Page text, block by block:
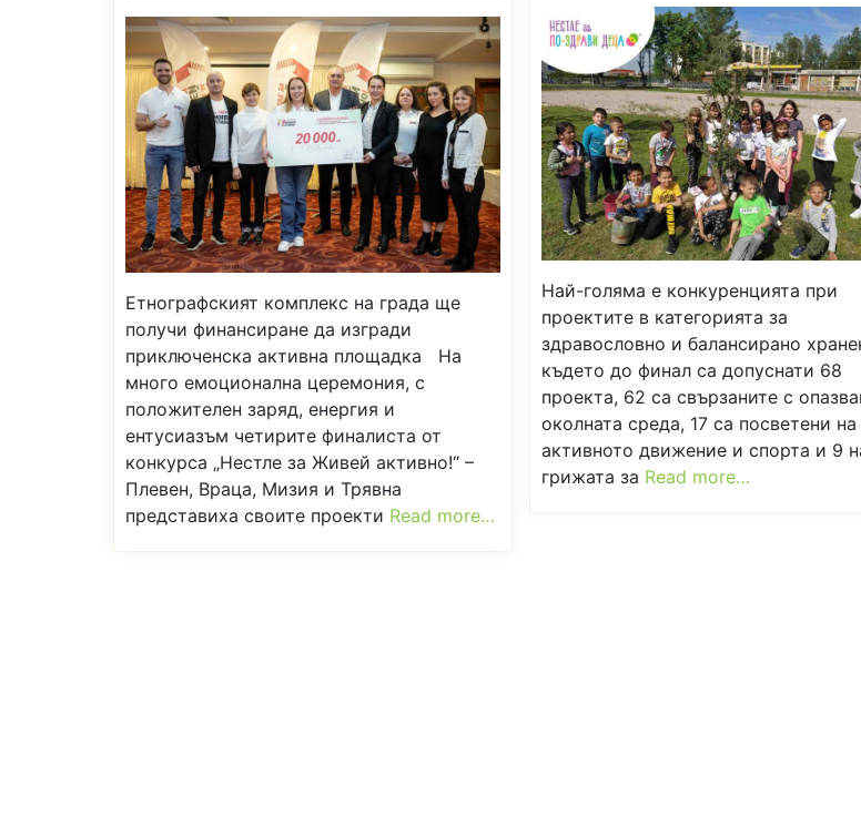
Етнографският комплекс на града ще
получи финансиране да изгради
приключенска активна площадка На
много емоционална церемония, с
положителен заряд, енергия и
ентусиазъм четирите финалиста от
конкурса „Нестле за Живей активно!“ –
Плевен, Враца, Мизия и Трявна
представиха своите проекти Read more…
Най-голяма е конкуренцията при
проектите в категорията за
здравословно и балансирано
където до финал са допуснати 68
проекта, 62 са свързаните с
околната среда, 17 са посветени на
активното движение и спорта и 9
грижата за Read more…